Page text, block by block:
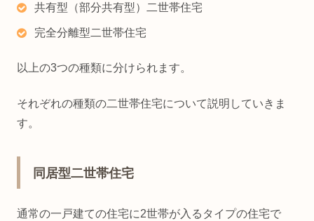
共有型（部分共有型）二世帯住宅
完全分離型二世帯住宅
以上の3つの種類に分けられます。
それぞれの種類の二世帯住宅について説明していきま
す。
同居型二世帯住宅
通常の一戸建ての住宅に2世帯が入るタイプの住宅で